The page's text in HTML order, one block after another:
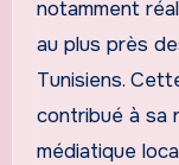
notamment
au plus près
Tunisiens.
contribué à sa
médiatique